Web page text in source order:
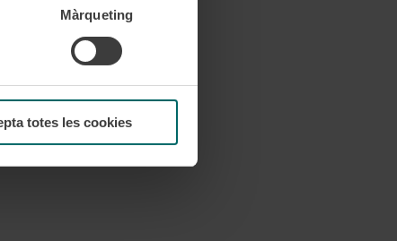
Màrqueting
totes les cookies
a cap punt.